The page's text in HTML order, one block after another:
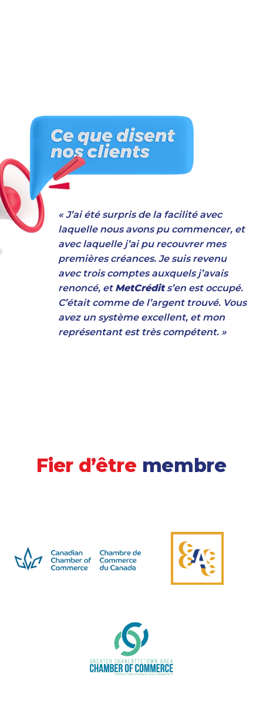
« J’ai été surpris de la facilité avec
laquelle nous avons pu commencer, et
avec laquelle j’ai pu recouvrer mes
premières créances. Je suis revenu
avec trois comptes auxquels j’avais
renoncé, et MetCrédits’en est occupé.
C’était comme de l’argent trouvé. Vous
avez un système excellent, et mon
représentant est très compétent. »
Fier d’êtremembre